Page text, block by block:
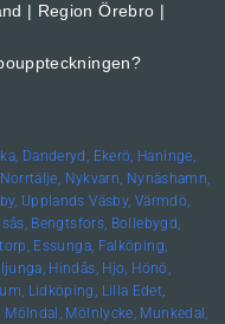
| Region Örebro |
Danderyd, Ekerö, Haninge,
Norrtälje, Nykvarn, Nynäshamn,
Upplands Väsby, Värmdö,
Bengtsfors, Bollebygd,
Essunga, Falköping,
Hindås, Hjo, Hönö,
Lidköping, Lilla Edet,
Mölndal, Mölnlycke, Munkedal,